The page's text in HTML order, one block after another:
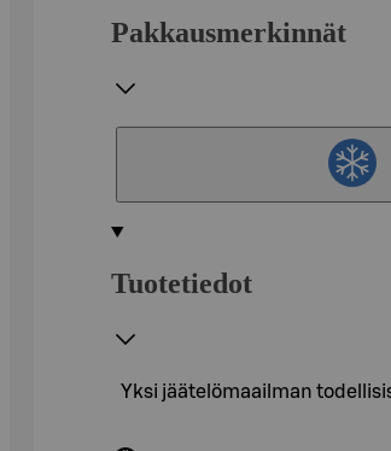
Pakkausmerkinnät
Tuotetiedot
Yksi jäätelömaailman